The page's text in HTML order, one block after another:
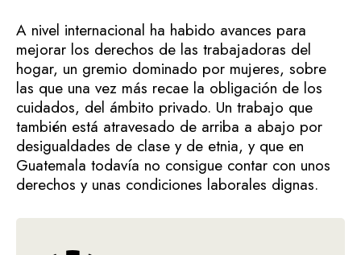
A nivel internacional ha habido avances para
mejorar los derechos de las trabajadoras del
hogar, un gremio dominado por mujeres, sobre
las que una vez más recae la obligación de los
cuidados, del ámbito privado. Un trabajo que
también está atravesado de arriba a abajo por
desigualdades de clase y de etnia, y que en
Guatemala todavía no consigue contar con unos
derechos y unas condiciones laborales dignas.